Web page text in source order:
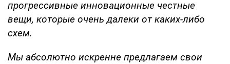
прогрессивные инновационные честные
вещи, которые очень далеки от каких-либо
схем.
Мы абсолютно искренне предлагаем свои